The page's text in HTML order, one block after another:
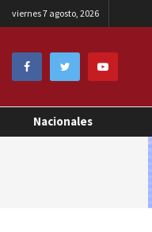
viernes 7 agosto, 2026
Nacionales